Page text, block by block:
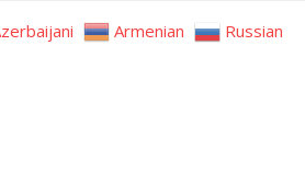
Armenian Russian